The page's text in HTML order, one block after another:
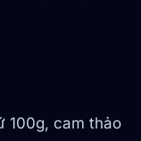
100g, cam thảo